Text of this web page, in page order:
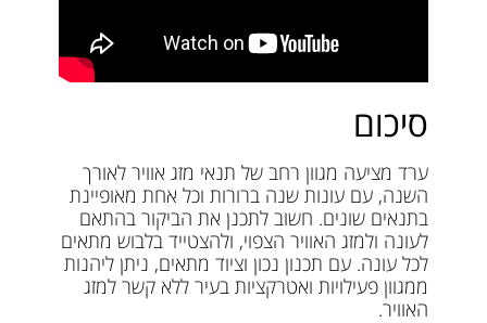
סיכום
ערד מציעה מגוון רחב של תנאי מזג אוויר לאורך
השנה, עם עונות שנה ברורות וכל אחת מאופיינת
בתנאים שונים. חשוב לתכנן את הביקור בהתאם
לעונה ולמזג האוויר הצפוי, ולהצטייד בלבוש מתאים
לכל עונה. עם תכנון נכון וציוד מתאים, ניתן ליהנות
ממגוון פעילויות ואטרקציות בעיר ללא קשר למזג
האוויר.